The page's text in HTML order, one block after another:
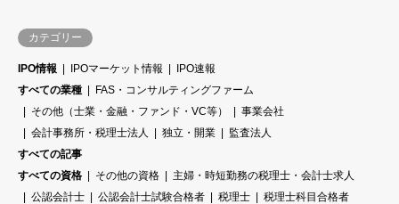
カテゴリー
IPO情報 IPOマーケット情報
IPO速報
すべての業種
FAS・コンサルティングファーム
その他（士業・金融・ファンド・VC等）
事業会社
会計事務所・税理士法人
独立・開業
監査法人
すべての記事
すべての資格
その他の資格
主婦・時短勤務の税理士・会計士求人
公認会計士
公認会計士試験合格者 税理士
税理士科目合格者